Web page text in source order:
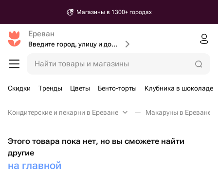
Магазины в 1300+ городах
Ереван
Введите город, улицу и дом доставки
Найти товары и магазины
Скидки Тренды Цветы Бенто-торты Клубника в шоколаде
Кондитерские и пекарни в Ереване Макаруны в Ереване
Этого товара пока нет, но вы сможете найти
другие
на главной